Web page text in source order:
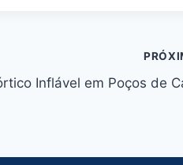
Inflável em Poços de